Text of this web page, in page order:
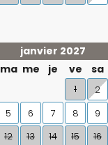
janvier 2027
ma me je ve sa
1 2
5 6 7 8 9
12 13 14 15 16